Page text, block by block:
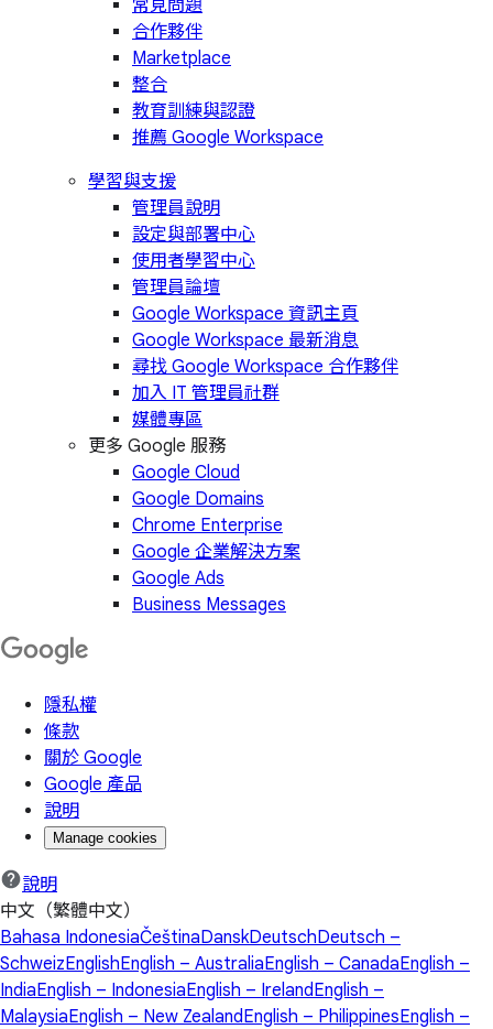
常見問題
合作夥伴
Marketplace
整合
教育訓練與認證
推薦 Google Workspace
學習與支援
管理員說明
設定與部署中心
使用者學習中心
管理員論壇
Google Workspace 資訊主頁
Google Workspace 最新消息
尋找 Google Workspace 合作夥伴
加入 IT 管理員社群
媒體專區
更多 Google 服務
Google Cloud
Google Domains
Chrome Enterprise
Google 企業解決方案
Google Ads
Business Messages
隱私權
條款
關於 Google
Google 產品
說明
Manage cookies
說明
中文（繁體中文）
Bahasa IndonesiaČeštinaDanskDeutschDeutsch –
SchweizEnglishEnglish – AustraliaEnglish – CanadaEnglish –
IndiaEnglish – IndonesiaEnglish – IrelandEnglish –
MalaysiaEnglish – New ZealandEnglish – PhilippinesEnglish –